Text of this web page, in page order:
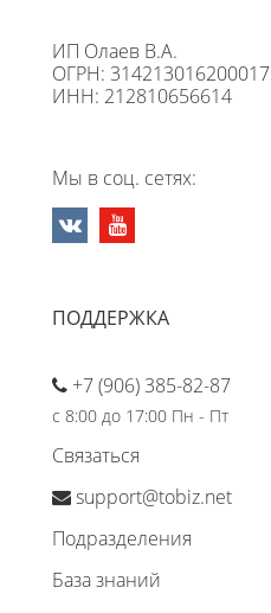
ИП Олаев В.А.
ОГРН: 314213016200017
ИНН: 212810656614
Мы в соц. сетях:
ПОДДЕРЖКА
+7 (906) 385-82-87
с 8:00 до 17:00 Пн - Пт
Связаться
support@tobiz.net
Подразделения
База знаний